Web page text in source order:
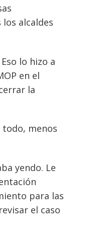
alcaldes
lo hizo a
en el
la
todo, menos
yendo. Le
para las
el caso